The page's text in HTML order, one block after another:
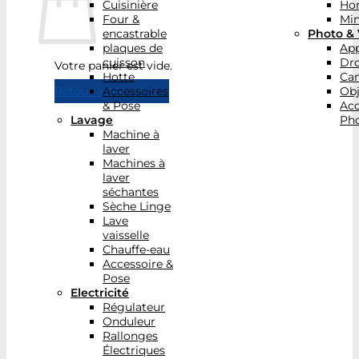
Votre panier est vide.
Retour à la boutique
Cuisinière
Four &
encastrable
plaques de
cuisson
Hotte
Accessoires
& Pose
Lavage
Machine à
laver
Machines à
laver
séchantes
Sèche Linge
Lave
vaisselle
Chauffe-eau
Accessoire &
Pose
Electricité
Régulateur
Onduleur
Rallonges
Électriques
Photo &